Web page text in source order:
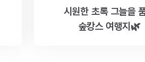
시원한 초록 그늘을
숲캉스 여행지🌿